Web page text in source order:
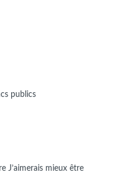
publics
J’aimerais mieux être